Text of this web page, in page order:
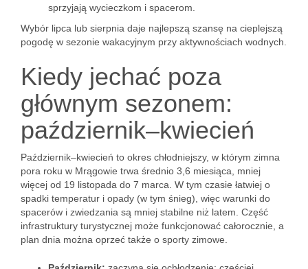
sprzyjają wycieczkom i spacerom.
Wybór lipca lub sierpnia daje najlepszą szansę na cieplejszą
pogodę w sezonie wakacyjnym przy aktywnościach wodnych.
Kiedy jechać poza
głównym sezonem:
październik–kwiecień
Październik–kwiecień to okres chłodniejszy, w którym zimna
pora roku w Mrągowie trwa średnio 3,6 miesiąca, mniej
więcej od 19 listopada do 7 marca. W tym czasie łatwiej o
spadki temperatur i opady (w tym śnieg), więc warunki do
spacerów i zwiedzania są mniej stabilne niż latem. Część
infrastruktury turystycznej może funkcjonować całorocznie, a
plan dnia można oprzeć także o sporty zimowe.